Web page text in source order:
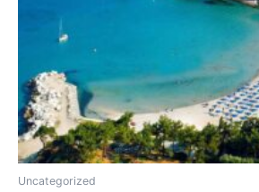
Uncategorized